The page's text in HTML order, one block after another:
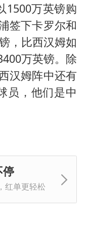
1500万英镑购
签下卡罗尔和
，比西汉姆如
万英镑。除
汉姆阵中还有
员，他们是中
停
红单更轻松